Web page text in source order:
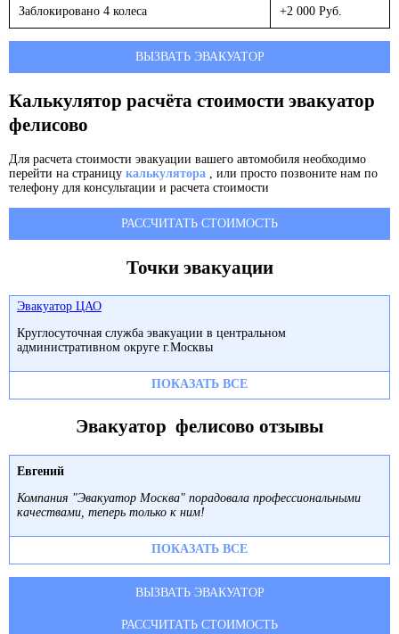
Заблокировано 4 колеса +2 000 Руб.
ВЫЗВАТЬ ЭВАКУАТОР
Калькулятор расчёта стоимости эвакуатор
фелисово
Для расчета стоимости эвакуации вашего автомобиля необходимо
перейти на страницу калькулятора , или просто позвоните нам по
телефону для консультации и расчета стоимости
РАССЧИТАТЬ СТОИМОСТЬ
Точки эвакуации
Эвакуатор ЦАО
Круглосуточная служба эвакуации в центральном
административном округе г.Москвы
ПОКАЗАТЬ ВСЕ
Эвакуатор фелисово отзывы
Евгений
Компания "Эвакуатор Москва" порадовала профессиональными
качествами, теперь только к ним!
ПОКАЗАТЬ ВСЕ
ВЫЗВАТЬ ЭВАКУАТОР
РАССЧИТАТЬ СТОИМОСТЬ